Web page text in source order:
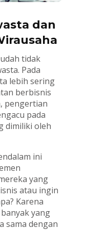
dan
tidak
Pada
lebih sering
berbisnis
pengertian
pada
dimiliki oleh
ini
yang
atau ingin
Karena
yang
sama dengan